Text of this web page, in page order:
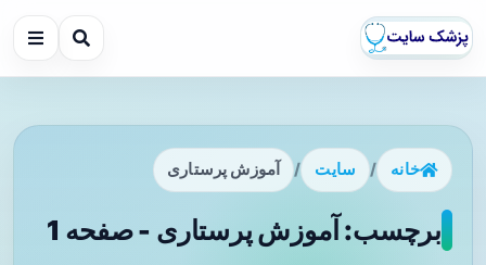
خانه / سایت / آموزش پرستاری
برچسب: آموزش پرستاری - صفحه 1